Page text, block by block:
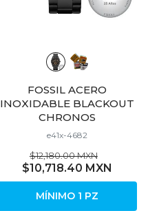
FOSSIL ACERO
INOXIDABLE BLACKOUT
CHRONOS
e41x-4682
$12,180.00 MXN
$10,718.40 MXN
MÍNIMO 1 PZ